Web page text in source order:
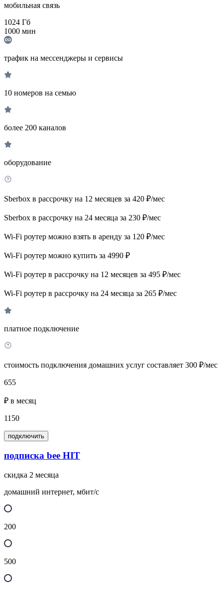
мобильная связь
1024 Гб
1000 мин
трафик на мессенджеры и сервисы
10 номеров на семью
более 200 каналов
оборудование
Sberbox в рассрочку на 12 месяцев за 420 ₽/мес
Sberbox в рассрочку на 24 месяца за 230 ₽/мес
Wi-Fi роутер можно взять в аренду за 120 ₽/мес
Wi-Fi роутер можно купить за 4990 ₽
Wi-Fi роутер в рассрочку на 12 месяцев за 495 ₽/мес
Wi-Fi роутер в рассрочку на 24 месяца за 265 ₽/мес
платное подключение
стоимость подключения домашних услуг составляет 300 ₽/мес
655
₽ в месяц
1150
подключить
подписка bee HIT
скидка 2 месяца
домашний интернет, мбит/с
200
500